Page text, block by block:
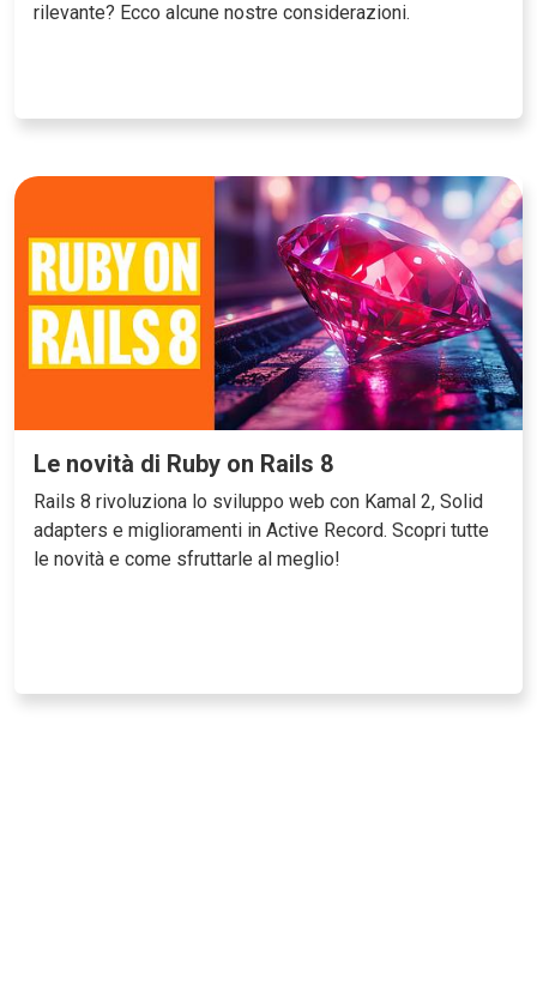
rilevante? Ecco alcune nostre considerazioni.
Le novità di Ruby on Rails 8
Rails 8 rivoluziona lo sviluppo web con Kamal 2, Solid
adapters e miglioramenti in Active Record. Scopri tutte
le novità e come sfruttarle al meglio!